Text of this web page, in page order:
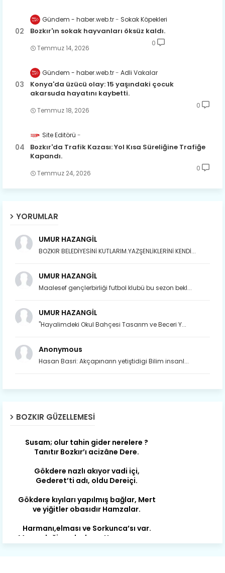
Gündem - haber.web.tr Sokak Köpekleri
Bozkır'ın sokak hayvanları öksüz kaldı.
Temmuz 14, 2026
0
Gündem - haber.web.tr Adli Vakalar
Konya'da üzücü olay: 15 yaşındaki çocuk
akarsuda hayatını kaybetti.
Temmuz 18, 2026
0
Site Editörü
Bozkır'da Trafik Kazası: Yol Kısa Süreliğine Trafiğe
Kapandı.
Temmuz 24, 2026
0
YORUMLAR
UMUR HAZANGİL
BOZKIR BELEDİYESİNİ KUTLARIM.YAZŞENLİKLERİNİ KENDİ...
UMUR HAZANGİL
Maalesef gençlerbirliği futbol klubü bu sezon bekl...
UMUR HAZANGİL
"Hayalimdeki Okul Bahçesi Tasarım ve Beceri Y...
Anonymous
Hasan Basri: Akçapınarın yetiştidigi Bilim insanl...
BOZKIR GÜZELLEMESI
Gökdere nazlı akıyor vadi içi,
Gökdere kıyıları yapılmış bağlar, Mert
Harmanı,elması ve Sorkunca’sı var.
Büyük yerdir, mahalleleri Aydınlık, Tarih